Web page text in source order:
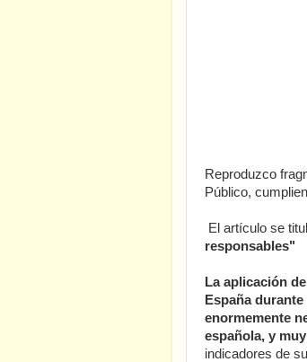
Reproduzco
Público,
El artículo se
responsables"
La aplicación
España
enormemente
española, y
indicadores de